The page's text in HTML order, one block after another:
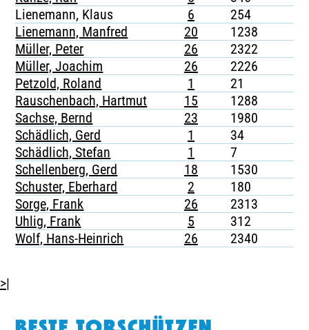
Lienemann, Klaus
6 254
Lienemann, Manfred
20 1238
Müller, Peter
26 2322
Müller, Joachim
26 2226
Petzold, Roland
1 21
Rauschenbach, Hartmut
15 1288
Sachse, Bernd
23 1980
Schädlich, Gerd
1 34
Schädlich, Stefan
1 7
Schellenberg, Gerd
18 1530
Schuster, Eberhard
2 180
Sorge, Frank
26 2313
Uhlig, Frank
5 312
Wolf, Hans-Heinrich
26 2340
>|